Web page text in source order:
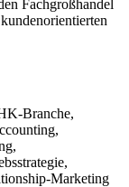
Fachgroßhandel
Branche,
Marketing